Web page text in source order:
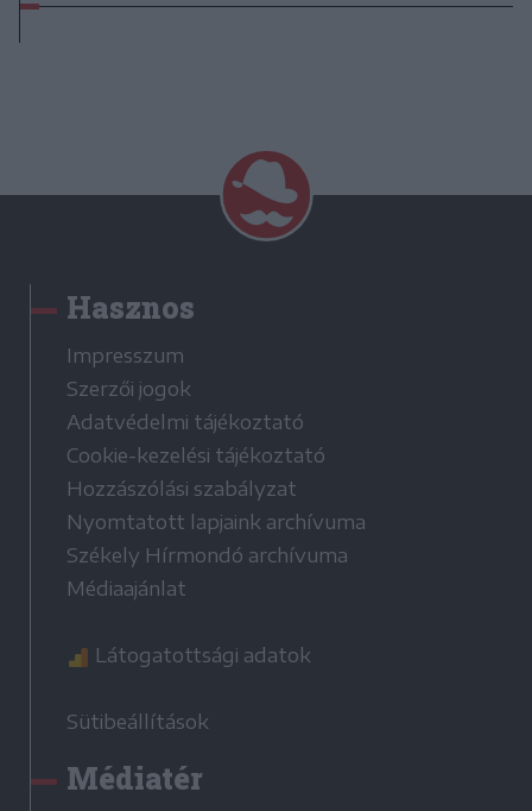
Hasznos
Impresszum
Szerzői jogok
Adatvédelmi tájékoztató
Cookie-kezelési tájékoztató
Hozzászólási szabályzat
Nyomtatott lapjaink archívuma
Székely Hírmondó archívuma
Médiaajánlat
Látogatottsági adatok
Sütibeállítások
Médiatér